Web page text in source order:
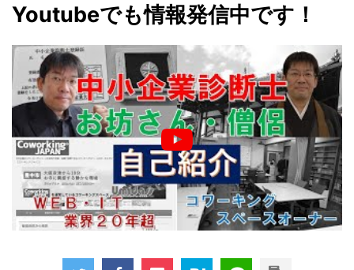
Youtubeでも情報発信中です！